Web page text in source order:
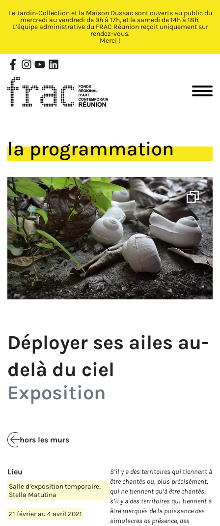
Fermer X
Le Jardin-Collection et la Maison Dussac sont ouverts au public du
mercredi au vendredi de 9h à 17h, et le samedi de 14h à 18h.
L’équipe administrative du FRAC Réunion reçoit uniquement sur
rendez-vous.
Merci !
la programmation
Déployer ses ailes au-
delà du ciel
Exposition
hors les murs
Lieu
Salle d’exposition temporaire,
Stella Matutina
21 février au 4 avril 2021
S’il y a des territoires qui tiennent à
être chantés ou, plus précisément,
qui ne tiennent qu’à être chantés,
s’il y a des territoires qui tiennent à
être marqués de la puissance des
simulacres de présence, des